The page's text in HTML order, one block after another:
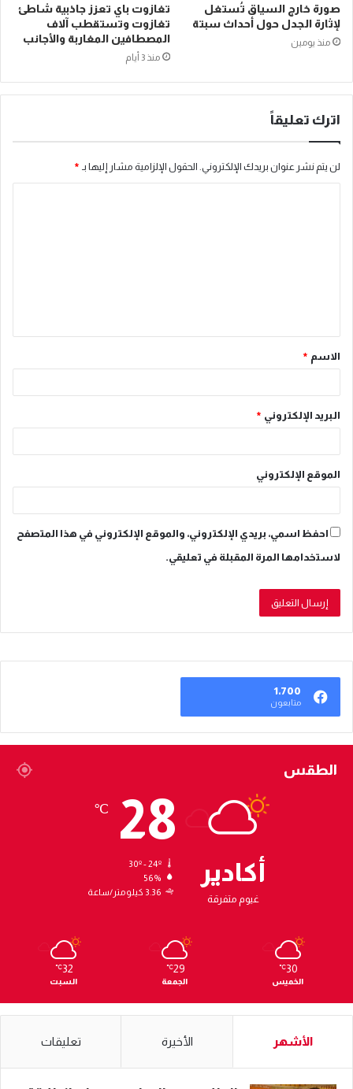
صورة خارج السياق تُستغل
لإثارة الجدل حول أحداث سبتة
منذ يومين
تغازوت باي تعزز جاذبية شاطئ
تغازوت وتستقطب آلاف
المصطافين المغاربة والأجانب
منذ 3 أيام
اترك تعليقاً
لن يتم نشر عنوان بريدك الإلكتروني. الحقول الإلزامية مشار إليها بـ *
ق
*
الاسم *
البريد الإلكتروني *
الموقع الإلكتروني
احفظ اسمي، بريدي الإلكتروني، والموقع الإلكتروني في هذا المتصفح
لاستخدامها المرة المقبلة في تعليقي.
1٬700
متابعون
الطقس
أكادير
غيوم متفرقة
28
℃
56%
3.36 كيلومتر/ساعة
30
℃
الخميس
29
℃
الجمعة
32
℃
السبت
الأشهر الأخيرة تعليقات